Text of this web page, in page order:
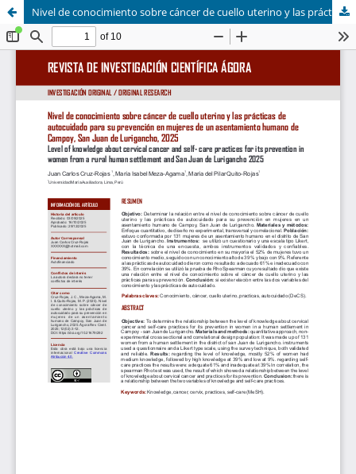
Nivel de conocimiento sobre cáncer de cuello uterino y las prácticas de autocuidado para su prevención en mujeres de un asentamiento humano de Campoy, San Juan de Lurigancho, 2025